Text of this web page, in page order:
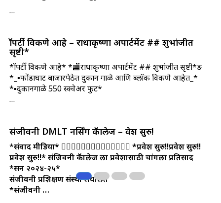
…
प्रॉपर्टी विकणे आहे – राधाकृष्णा अपार्टमेंट ## शुभांजीत
सृष्टी*
*प्रॉपर्टी विकणे आहे* *🏬राधाकृष्णा अपार्टमेंट ## शुभांजीत सृष्टी*ङ
*_▪️फोंडाघाट बाजारपेठेत दुकान गाळे आणि ब्लॉक विकणे आहेत_*
*▪️दुकानगाळे 550 स्क्वेअर फुट*
…
संजीवनी DMLT नर्सिंग कॅालेज – प्रवेश सुरु!
*संवाद मीडिया* 👩‍⚕👩‍⚕👩‍⚕👩‍⚕👩‍⚕👩‍⚕👩‍⚕ *प्रवेश सुरु!!प्रवेश सुरु!!
प्रवेश सुरु!!*संजिवनी कॅालेज ला प्रवेशासाठी चांगला प्रतिसाद
*सन २०२४-२५*
संजीवनी प्रशिक्षण संस्था संचलित
*संजीवनी …